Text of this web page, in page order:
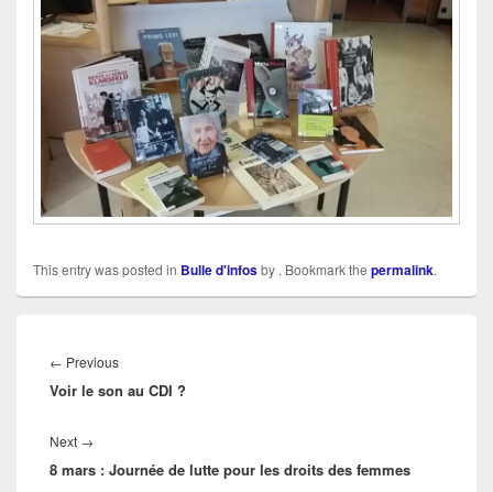
This entry was posted in Bulle d'infosby . Bookmark the permalink.
de
l’article
← PreviousPrevious
post:
Voir le son au CDI ?
Next →
post:
8 mars : Journée de lutte pour les droits des femmes